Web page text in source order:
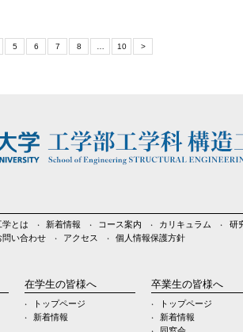
5 6 7 8 10 >
学とは 新着情報 コース案内 カリキュラム
研
問い合わせ アクセス 個人情報保護方針
在学生の皆様へ
トップページ
新着情報
卒業生の皆様へ
トップページ
新着情報